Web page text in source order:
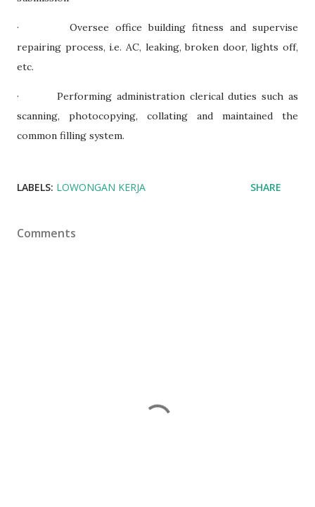
· Oversee office building fitness and supervise
repairing process, i.e. AC, leaking, broken door, lights off,
etc.
· Performing administration clerical duties such as
scanning, photocopying, collating and maintained the
common filling system.
LABELS: LOWONGAN KERJA SHARE
Comments